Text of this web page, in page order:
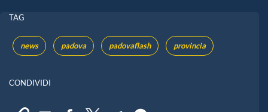
TAG
news padova padovaflash provincia
CONDIVIDI